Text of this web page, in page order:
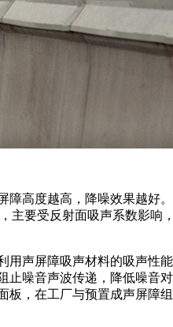
高度越高，降噪效果越好
主要受反射面吸声系数影响
声屏障吸声材料的吸声性
止噪音声波传递，降低噪音
，在工厂与预置成声屏障